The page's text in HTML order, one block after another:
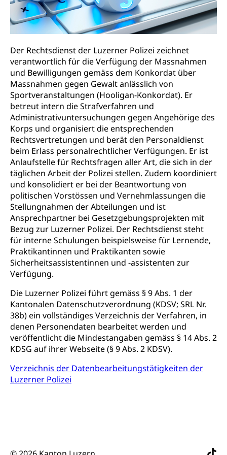
Der Rechtsdienst der Luzerner Polizei zeichnet
verantwortlich für die Verfügung der Massnahmen
und Bewilligungen gemäss dem Konkordat über
Massnahmen gegen Gewalt anlässlich von
Sportveranstaltungen (Hooligan-Konkordat). Er
betreut intern die Strafverfahren und
Administrativuntersuchungen gegen Angehörige des
Korps und organisiert die entsprechenden
Rechtsvertretungen und berät den Personaldienst
beim Erlass personalrechtlicher Verfügungen. Er ist
Anlaufstelle für Rechtsfragen aller Art, die sich in der
täglichen Arbeit der Polizei stellen. Zudem koordiniert
und konsolidiert er bei der Beantwortung von
politischen Vorstössen und Vernehmlassungen die
Stellungnahmen der Abteilungen und ist
Ansprechpartner bei Gesetzgebungsprojekten mit
Bezug zur Luzerner Polizei. Der Rechtsdienst steht
für interne Schulungen beispielsweise für Lernende,
Praktikantinnen und Praktikanten sowie
Sicherheitsassistentinnen und -assistenten zur
Verfügung.
Die Luzerner Polizei führt gemäss § 9 Abs. 1 der
Kantonalen Datenschutzverordnung (KDSV; SRL Nr.
38b) ein vollständiges Verzeichnis der Verfahren, in
denen Personendaten bearbeitet werden und
veröffentlicht die Mindestangaben gemäss § 14 Abs. 2
KDSG auf ihrer Webseite (§ 9 Abs. 2 KDSV).
Verzeichnis der Datenbearbeitungstätigkeiten der
Luzerner Polizei
Höhere Berufsbildung
Berufsabschluss für Erwachsene
Beratung & Unterstützung
Neuorientierung
Schnupperlehre & Lehrstellensuche
Beruf & Weiterbildung (beruf.lu.ch)
Berufslehre (beruf.lu.ch)
Fachstelle Berufsbildung
BIZ Beratungs- und Informationszentrum
für Bildung und Beruf
Berufsmaturität
Zentrum für Brückenangebote
Hochschule Luzern HSLU
Pädagogische Hochschule Luzern, PH Luzern
Höhere Fachschule Luzern HFLU
Berufsmatura BM, Aufnahmebedingungen FMS und
Vollzeitschulen mit BM
Berufsbildung / Mittelschulen (gruezi.lu.ch)
Fachklasse Grafik (fachklassegrafik.ch)
Fach- & Wirtschafts-Mittelschulzentrum FMZ
Gymnasialbildung, Kantonsschulen
Gymnasien & Fachmittelschulen (beruf.lu.ch)
Studienwahl- und Studienbearatung
Fachklasse Grafik
Gesundheitsmittelschule
Informatikmittelschule
Wirtschaftsmittelschule
FMS und Vollzeitschulen mit BM
Schulpflicht, Schulobligatorium, Primarschule,
Sekundarschule, Schulferien, Tagesschule,
Schulergänzende Betreuung, Logopädie,
Psychomotorik, Schulpsychologie, Schulsozialarbeit,
Heilpädagogik und Sonderschulen
Kantonale Sportcamps
Primarschule
Sekundarschule
Schulpflicht
Kindergarten & Basisstufe
Förderangebote
Sonderschulung
Musikschulen
Schulferien
Schuldienste
Betreuungsangebote
Schulliste
Heilpädagogische Schulen
Freiwilliger Schulsport
Stipendien und Darlehen
Studienbeihilfe, Stipendien, Ausbildungsdarlehen
Stipendien Universität Luzern unilu
Finanzielle Unterstützung für Ausbildung
Pflege HF oder Studium Pflege FH
Fachstelle Stipendien (beruf.lu.ch)
Studienbeiträge Höhere Berufsbildung
Finanzielle Unterstützung Pädagogische
Hochschule PHLU
Stipendien Hochschule Luzern hslu
Universität
Technische Hochschule, Studium,
Hochschulstudium, Universitätsstudium,
universitäre Ausbildung, akademische Ausbildung,
Hochschulbildung, Hochschule, universitäre
Hochschule, Bachelor, Master, Doktorat,
Weiterbildung, Forschung, Entwicklung,
Dienstleistungen, Hochschule Luzern,
Fachhochschule Zentralschweiz, HSLU,
Pädagogische Hochschule Luzern, PH Luzern, UniLU,
swissuniversities (Dachorganisation der Schweizer
Hochschulen)
swissuniversities
Universität Luzern
Fachstelle Hochschulbildung
Vorschule
Kindergarten, Kinderkrippe, Krippe, Kinderhort,
Kindertagesstätte, Spielgruppe, Tagesmutter,
Freiwilliges Kindergarten Jahr
Kinderbetreuung
Freiwilliges Kindergarten Jahr
Frühe Sprachförderung
Gesundheit und Soziales
internationale Erschöpfung, Preisabsprache, Kartell,